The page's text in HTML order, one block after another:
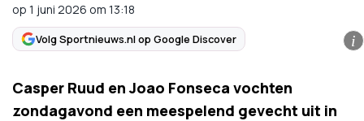
op 1 juni 2026 om 13:18
Volg Sportnieuws.nl op Google Discover i
Casper Ruud en Joao Fonseca vochten
zondagavond een meespelend gevecht uit in